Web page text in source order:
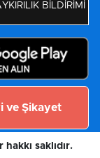
BİLDİRİMİ
ve Şikayet
saklıdır.